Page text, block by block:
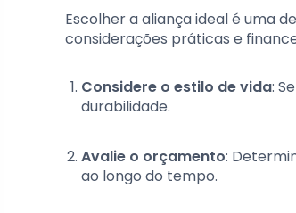
Escolher a aliança ideal é uma
considerações práticas e
Considere o estilo de vida:
durabilidade.
Avalie o orçamento:
ao longo do tempo.